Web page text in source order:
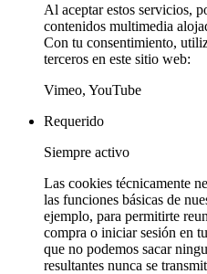
Al aceptar estos servicios,
contenidos multimedia
Con tu consentimiento,
terceros en este sitio web:
Vimeo, YouTube
Requerido
Siempre activo
Las cookies técnicamente
las funciones básicas de
ejemplo, para permitirte
compra o iniciar sesión en
que no podemos sacar
resultantes nunca se